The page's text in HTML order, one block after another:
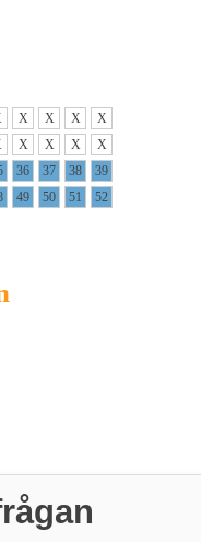
X X X
X
X X X
X
36 37 38
39
49 50 51
52